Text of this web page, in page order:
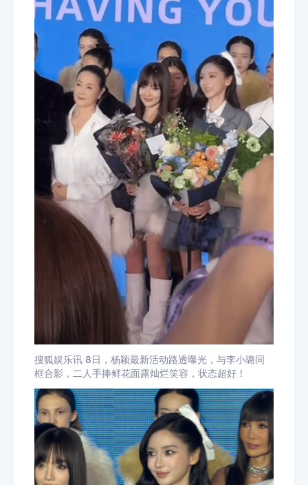
搜狐娱乐讯 8日，杨颖最新活动路透曝光，与李小璐同
框合影，二人手捧鲜花面露灿烂笑容，状态超好！